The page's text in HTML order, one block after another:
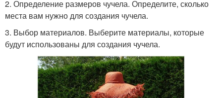
2. Определение размеров чучела. Определите, сколько
места вам нужно для создания чучела.
3. Выбор материалов. Выберите материалы, которые
будут использованы для создания чучела.